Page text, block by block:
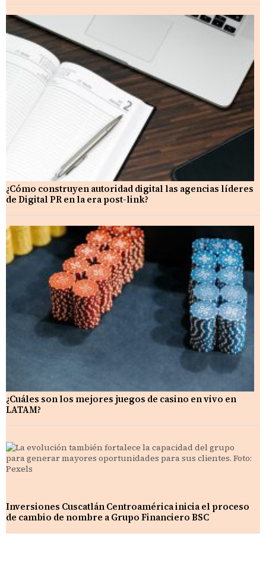
¿Cómo construyen autoridad digital las agencias líderes
de Digital PR en la era post-link?
¿Cuáles son los mejores juegos de casino en vivo en
LATAM?
Inversiones Cuscatlán Centroamérica inicia el proceso
de cambio de nombre a Grupo Financiero BSC